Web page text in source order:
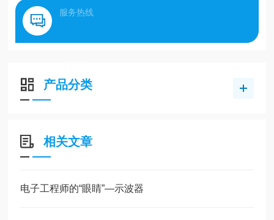
服务热线
产品分类
相关文章
电子工程师的“眼睛”—示波器